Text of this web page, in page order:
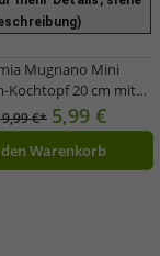
Mugnano Mini
Kochtopf 20 cm mit
Antihaftbeschichtet
in Italy Schwarz
€* 5,99 €
Warenkorb